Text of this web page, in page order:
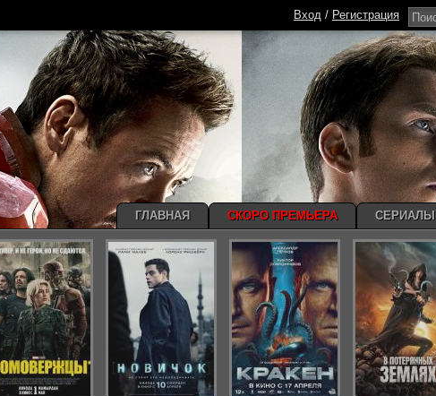
Вход / Регистрация
ГЛАВНАЯ СКОРО ПРЕМЬЕРА СЕРИАЛЫ